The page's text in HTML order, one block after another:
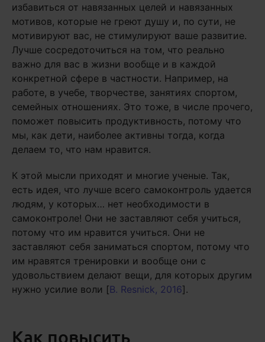
избавиться от навязанных целей и навязанных
мотивов, которые не греют душу и, по сути, не
мотивируют вас, не стимулируют ваше развитие.
Лучше сосредоточиться на том, что реально
важно для вас в жизни вообще и в каждой
конкретной сфере в частности. Например, на
работе, в учебе, творчестве, занятиях спортом,
семейных отношениях. Это тоже, в числе прочего,
поможет повысить продуктивность, потому что
мы, как дети, наиболее активны тогда, когда
делаем то, что нам нравится.
К этой мысли приходят и многие ученые. Так,
есть идея, что лучше всего самоконтроль удается
людям, у которых… нет необходимости в
самоконтроле! Они не заставляют себя учиться,
потому что им нравится учиться. Они не
заставляют себя заниматься спортом, потому что
им нравятся тренировки и вообще они с
удовольствием делают вещи, для которых другим
нужно усилие воли [B. Resnick, 2016].
Как повысить